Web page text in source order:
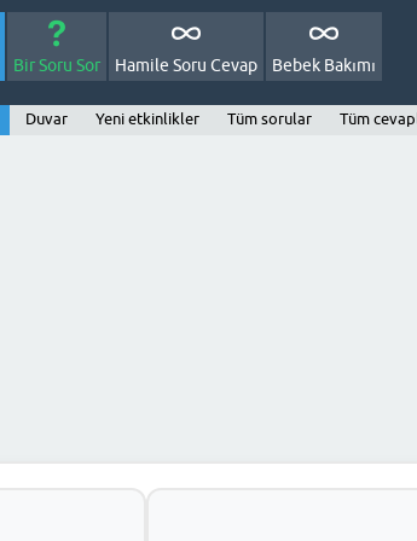
Bir Soru Sor Hamile Soru Cevap Bebek Bakımı
Duvar Yeni etkinlikler Tüm sorular Tüm